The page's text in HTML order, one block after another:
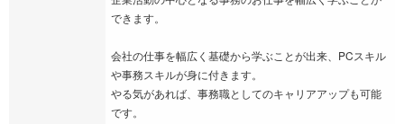
できます。
会社の仕事を幅広く基礎から学ぶことが出来、PCスキル
や事務スキルが身に付きます。
やる気があれば、事務職としてのキャリアアップも可能
です。